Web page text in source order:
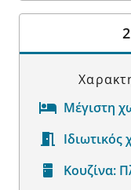
Λεπτομέρειες
Μέγιστη
Ιδιωτικός
Κουζίνα: